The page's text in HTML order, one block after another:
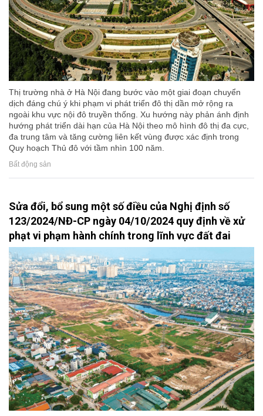
Thị trường nhà ở Hà Nội đang bước vào một giai đoạn chuyển
dịch đáng chú ý khi phạm vi phát triển đô thị dần mở rộng ra
ngoài khu vực nội đô truyền thống. Xu hướng này phản ánh định
hướng phát triển dài hạn của Hà Nội theo mô hình đô thị đa cực,
đa trung tâm và tăng cường liên kết vùng được xác định trong
Quy hoạch Thủ đô với tầm nhìn 100 năm.
Bất động sản
Sửa đổi, bổ sung một số điều của Nghị định số
123/2024/NĐ-CP ngày 04/10/2024 quy định về xử
phạt vi phạm hành chính trong lĩnh vực đất đai